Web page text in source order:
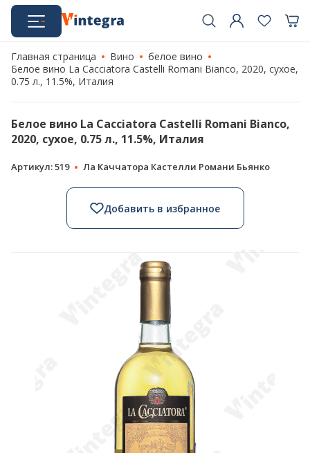
Главная страница Вино
белое вино
Белое вино La Cacciatora Castelli Romani Bianco, 2020, сухое,
0.75 л., 11.5%, Италия
Белое вино La Cacciatora Castelli Romani Bianco,
2020, сухое, 0.75 л., 11.5%, Италия
Артикул: 519 Ла Каччатора Кастелли Романи Бьянко
Добавить в избранное